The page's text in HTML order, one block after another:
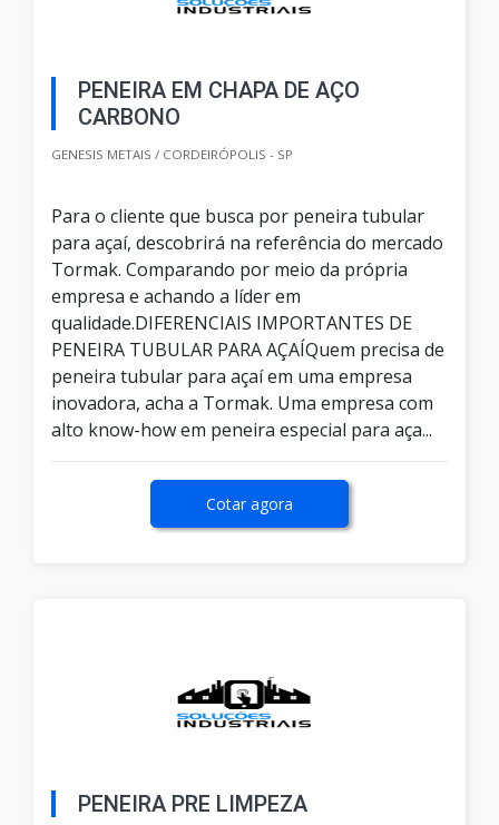
PENEIRA EM CHAPA DE AÇO
CARBONO
GENESIS METAIS / CORDEIRÓPOLIS - SP
Para o cliente que busca por peneira tubular
para açaí, descobrirá na referência do mercado
Tormak. Comparando por meio da própria
empresa e achando a líder em
qualidade.DIFERENCIAIS IMPORTANTES DE
PENEIRA TUBULAR PARA AÇAÍQuem precisa de
peneira tubular para açaí em uma empresa
inovadora, acha a Tormak. Uma empresa com
alto know-how em peneira especial para aça...
Cotar agora
PENEIRA PRE LIMPEZA